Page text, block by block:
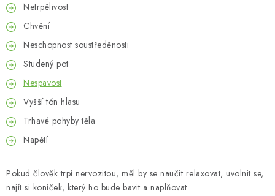
Netrpělivost
Chvění
Neschopnost soustředěnosti
Studený pot
Nespavost
Vyšší tón hlasu
Trhavé pohyby těla
Napětí
Pokud člověk trpí nervozitou, měl by se naučit relaxovat, uvolnit se,
najít si koníček, který ho bude bavit a naplňovat.